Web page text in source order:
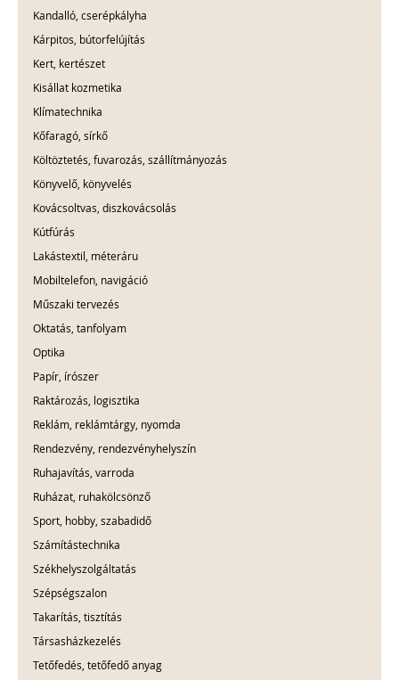
Kandalló, cserépkályha
Kárpitos, bútorfelújítás
Kert, kertészet
Kisállat kozmetika
Klímatechnika
Kőfaragó, sírkő
Költöztetés, fuvarozás, szállítmányozás
Könyvelő, könyvelés
Kovácsoltvas, diszkovácsolás
Kútfúrás
Lakástextil, méteráru
Mobiltelefon, navigáció
Műszaki tervezés
Oktatás, tanfolyam
Optika
Papír, írószer
Raktározás, logisztika
Reklám, reklámtárgy, nyomda
Rendezvény, rendezvényhelyszín
Ruhajavítás, varroda
Ruházat, ruhakölcsönző
Sport, hobby, szabadidő
Számítástechnika
Székhelyszolgáltatás
Szépségszalon
Takarítás, tisztítás
Társasházkezelés
Tetőfedés, tetőfedő anyag